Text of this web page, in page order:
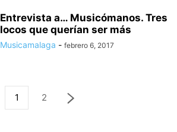
Entrevista a… Musicómanos. Tres
locos que querían ser más
Musicamalaga - febrero 6, 2017
1 2